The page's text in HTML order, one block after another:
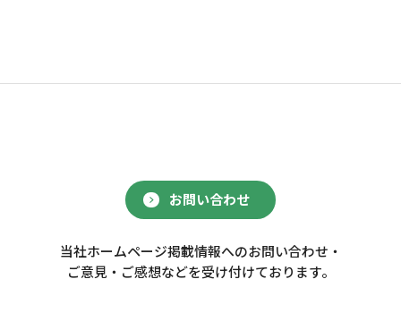
お問い合わせ
当社ホームページ掲載情報へのお問い合わせ・
ご意見・ご感想などを受け付けております。